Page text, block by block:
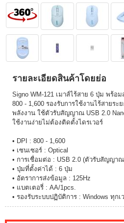
รายละเอียดสินค้าโดยย่อ
Signo WM-121 เมาส์ไร้สาย 6 ปุ่ม พร้อ
800 - 1,600 รองรับการใช้งานไร้สายร
พลังงาน ใช้ตัวรับสัญญาณ USB 2.0
ใช้งานง่ายไม่ต้องติดตั้งไดรเวอร์
• DPI : 800 - 1,600
• เซนเซอร์ : Optical
• การเชื่อมต่อ : USB 2.0 (ตัวรับสัญญา
• ปุ่มที่ตั้งค่าได้ : 6 ปุ่ม
• อัตราการส่งข้อมูล : 125Hz
• แบตเตอรี่ : AA/1pcs.
• รองรับระบบปฏิบัติการ : Windows ทุกเ